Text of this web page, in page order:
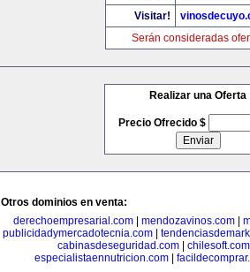
Visitar!
Serán consideradas
Realizar una Oferta
Precio Ofrecido $
Otros dominios en venta:
derechoempresarial.com
mendozavinos.com
publicidadymercadotecnia.com|
cabinasdeseguridad.com| chilesoft.com
especialistaennutricion.com|